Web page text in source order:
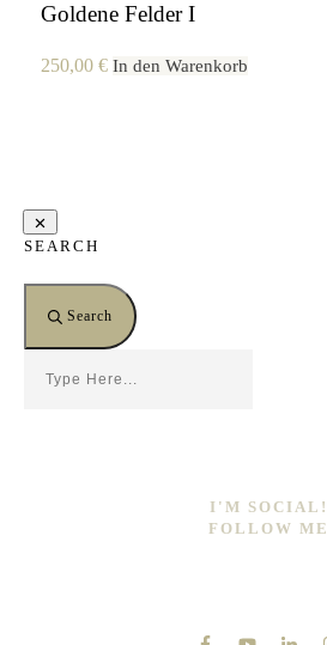
Goldene Felder I
250,00 € In den Warenkorb
SEARCH
Search
I'M SOCIAL!
FOLLOW ME